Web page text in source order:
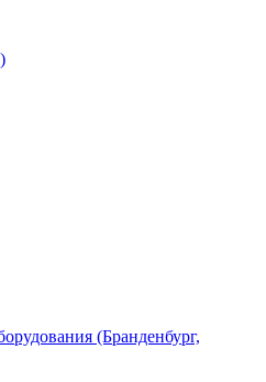
(Бранденбург,